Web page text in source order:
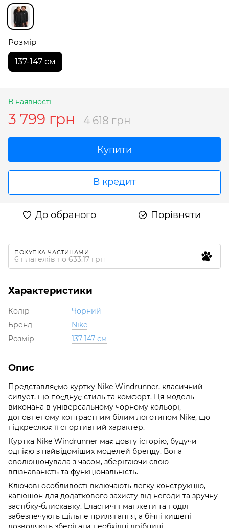
Розмір
137-147 см
В наявності
3 799 грн 4 618 грн
Купити
В кредит
До обраного Порівняти
ПОКУПКА ЧАСТИНАМИ
6 платежів по 633.17 грн
Характеристики
Колір
Чорний
Бренд
Nike
Розмір
137-147 см
Опис
Представляємо куртку Nike Windrunner, класичний
силует, що поєднує стиль та комфорт. Ця модель
виконана в універсальному чорному кольорі,
доповненому контрастним білим логотипом Nike, що
підкреслює її спортивний характер.
Куртка Nike Windrunner має довгу історію, будучи
однією з найвідоміших моделей бренду. Вона
еволюціонувала з часом, зберігаючи свою
впізнаваність та функціональність.
Ключові особливості включають легку конструкцію,
капюшон для додаткового захисту від негоди та зручну
застібку-блискавку. Еластичні манжети та поділ
забезпечують щільне прилягання, а бічні кишені